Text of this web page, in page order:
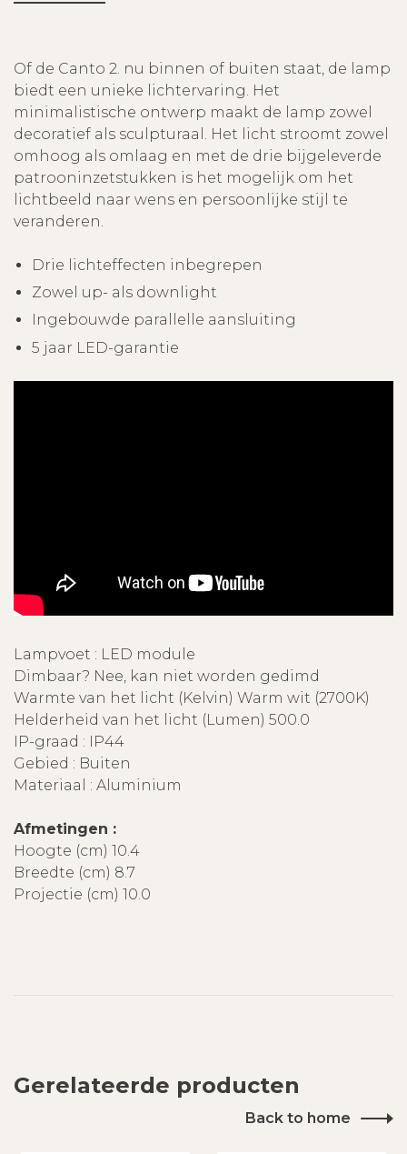
Of de Canto 2. nu binnen of buiten staat, de lamp
biedt een unieke lichtervaring. Het
minimalistische ontwerp maakt de lamp zowel
decoratief als sculpturaal. Het licht stroomt zowel
omhoog als omlaag en met de drie bijgeleverde
patrooninzetstukken is het mogelijk om het
lichtbeeld naar wens en persoonlijke stijl te
veranderen.
Drie lichteffecten inbegrepen
Zowel up- als downlight
Ingebouwde parallelle aansluiting
5 jaar LED-garantie
Lampvoet : LED module
Dimbaar? Nee, kan niet worden gedimd
Warmte van het licht (Kelvin) Warm wit (2700K)
Helderheid van het licht (Lumen) 500.0
IP-graad : IP44
Gebied : Buiten
Materiaal : Aluminium
Afmetingen :
Hoogte (cm) 10.4
Breedte (cm) 8.7
Projectie (cm) 10.0
Gerelateerde producten
Back to home